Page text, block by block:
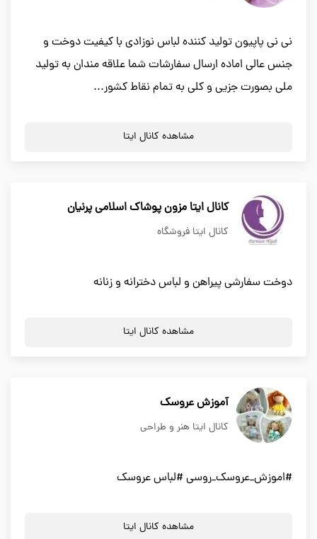
نی نی پاپیون تولید کننده لباس نوزادی با کیفیت دوخت و
جنس عالی اماده ارسال سفارشات شما علاقه مندان به تولید
ملی بصورت جزیی و کلی به تمام نقاط کشور...
مشاهده کانال ایتا
کانال ایتا مزون پوشاک اسلامی پرنیان
کانال ایتا فروشگاه
دوخت سفارشی پیراهن و لباس دخترانه و زنانه
مشاهده کانال ایتا
آموزش عروسک
کانال ایتا هنر و طراحی
#اموزش_عروسک_روسی #لباس عروسک
مشاهده کانال ایتا